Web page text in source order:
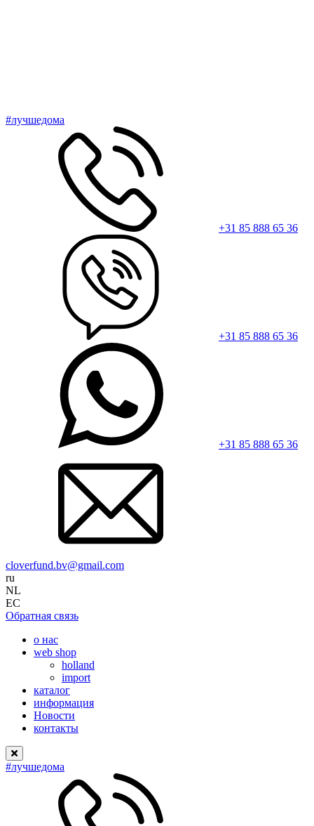
#лучшедома
+31 85 888 65 36
+31 85 888 65 36
+31 85 888 65 36
cloverfund.bv@gmail.com
ru
NL
EC
Обратная связь
о нас
web shop
holland
import
каталог
информация
Новости
контакты
#лучшедома